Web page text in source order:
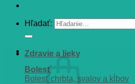
Hľadať:
Zdravie a lieky
Bolesť
Bolesť chrbta, svalov a kĺbov